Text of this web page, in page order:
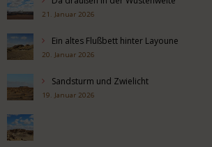
21. Januar 2026
Ein altes Flußbett hinter Layoune
20. Januar 2026
Sandsturm und Zwielicht
19. Januar 2026